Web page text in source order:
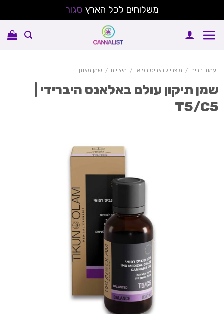
משלוחים לכל הארץסגור
עמוד הבית / מוצרי קנאביס רפואי / מיצויים / שמן מאוזן
תיקון עולם באלאנס היברידי |
T5/